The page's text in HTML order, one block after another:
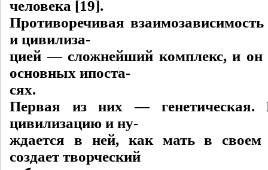
человека [19].
Противоречивая
и цивилиза-
цией — сложнейший комплекс, и он
основных ипоста-
сях.
Первая из них — генетическая.
цивилизацию и ну-
ждается в ней, как мать в своем
создает творческий